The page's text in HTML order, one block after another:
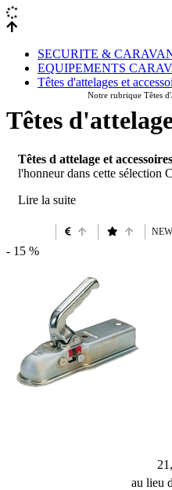
SECURITE &
EQUIPEMENTS
Têtes d'attelages et
Têtes
Notre rubrique Têtes
Têtes d attelage et accessoires
l'honneur dans cette sélection
- 15 %
au lieu